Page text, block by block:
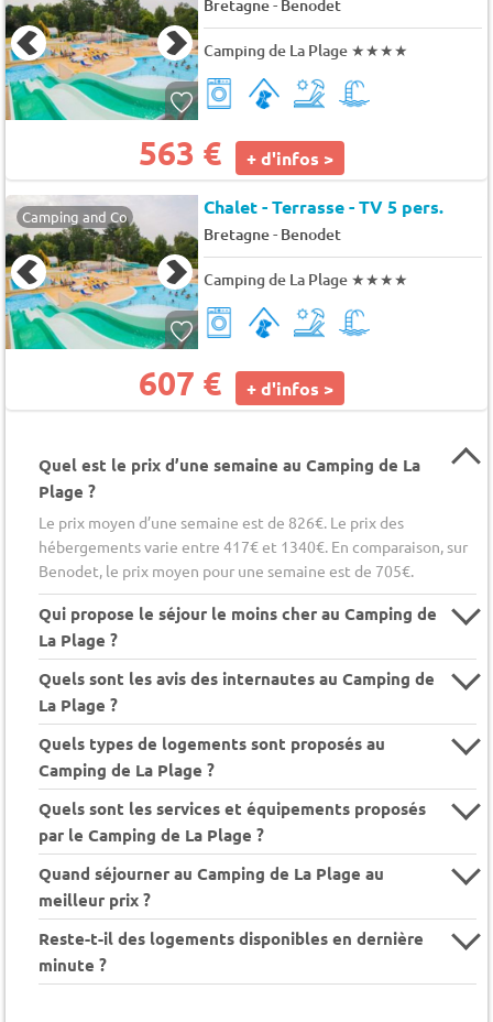
Bretagne Benodet
Camping de La Plage ★★★★
563 € + d'infos >
Camping and Co Chalet - Terrasse - TV 5 pers.
Bretagne- Benodet
Camping de La Plage ★★★★
607 € + d'infos >
Quel est le prix d’une semaine au Camping de La
Plage ?
Le prix moyen d’une semaine est de 826€. Le prix des
hébergements varie entre 417€ et 1340€. En comparaison, sur
Benodet, le prix moyen pour une semaine est de 705€.
Qui propose le séjour le moins cher au Camping de
La Plage ?
Quels sont les avis des internautes au Camping de
La Plage ?
Quels types de logements sont proposés au
Camping de La Plage ?
Quels sont les services et équipements proposés
par le Camping de La Plage ?
Quand séjourner au Camping de La Plage au
meilleur prix ?
Reste-t-il des logements disponibles en dernière
minute ?